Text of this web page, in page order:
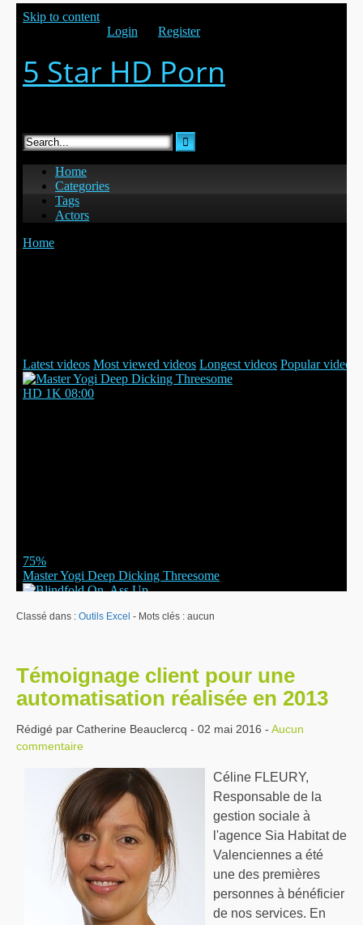
Classé dans : Outils Excel - Mots clés : aucun
Témoignage client pour une
automatisation réalisée en 2013
Rédigé par Catherine Beauclercq - 02 mai 2016 - Aucun
commentaire
Céline FLEURY,
Responsable de la
gestion sociale à
l'agence Sia Habitat de
Valenciennes a été
une des premières
personnes à bénéficier
de nos services. En